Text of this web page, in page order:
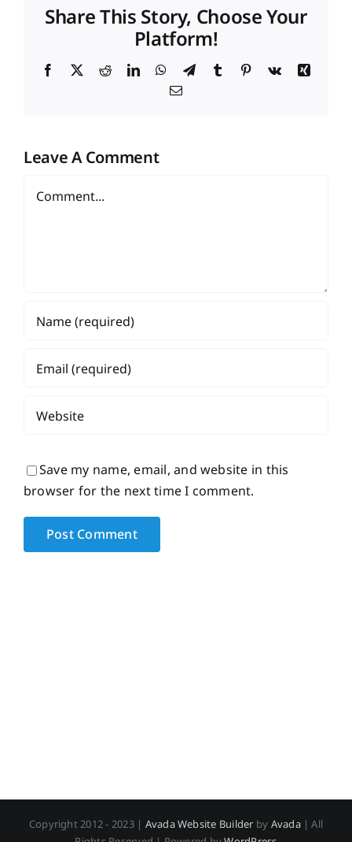
Share This Story, Choose Your
Platform!
Facebook
X RedditLinkedInWhatsApp
TelegramTumblr Pinterest
Vk
Xing
Email
Leave A Comment
Save my name, email, and website in this
browser for the next time I comment.
Copyright 2012 - 2023 | Avada Website Builder byAvada| All